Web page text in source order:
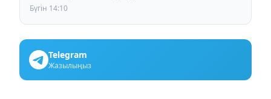
Бүгін 14:10
Telegram
Жазылыңыз